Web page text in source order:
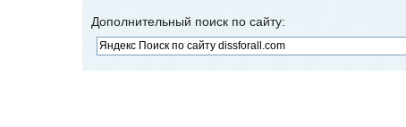
Дополнительный поиск по сайту: